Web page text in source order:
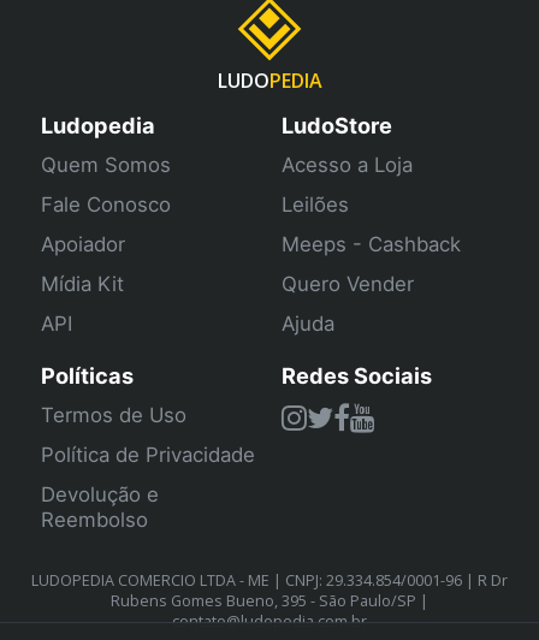
LUDOPEDIA
Ludopedia
Quem Somos
Fale Conosco
Apoiador
Mídia Kit
API
LudoStore
Acesso a Loja
Leilões
Meeps - Cashback
Quero Vender
Ajuda
Políticas
Termos de Uso
Política de Privacidade
Devolução e
Reembolso
Redes Sociais
LUDOPEDIA COMERCIO LTDA - ME | CNPJ: 29.334.854/0001-96 | R Dr
Rubens Gomes Bueno, 395 - São Paulo/SP |
contato@ludopedia.com.br